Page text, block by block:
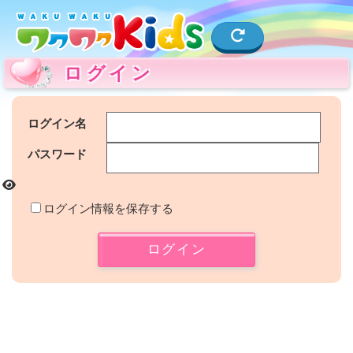
ログイン
ログイン名
パスワード
ログイン情報を保存する